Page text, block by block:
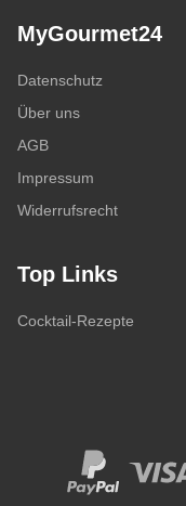
MyGourmet24
Datenschutz
Über uns
AGB
Impressum
Widerrufsrecht
Top Links
Cocktail-Rezepte